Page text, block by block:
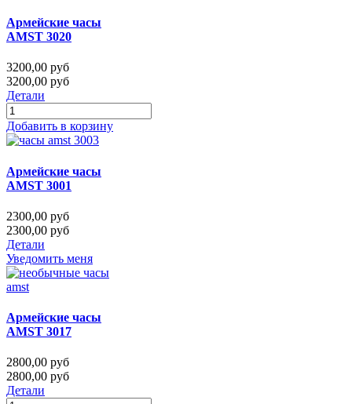
Армейские часы
AMST 3020
3200,00 руб
3200,00 руб
Детали
Добавить в корзину
Армейские часы
AMST 3001
2300,00 руб
2300,00 руб
Детали
Уведомить меня
Армейские часы
AMST 3017
2800,00 руб
2800,00 руб
Детали